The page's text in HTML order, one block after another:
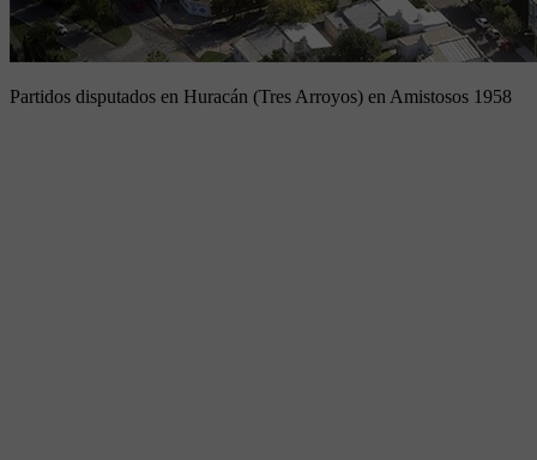
Partidos disputados en Huracán (Tres Arroyos) en Amistosos 1958